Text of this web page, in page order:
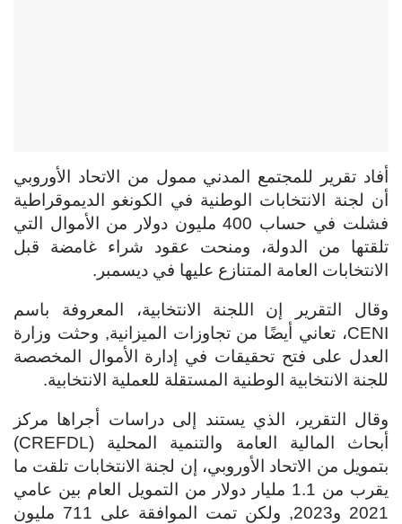
أفاد تقرير للمجتمع المدني ممول من الاتحاد الأوروبي
أن لجنة الانتخابات الوطنية في الكونغو الديموقراطية
فشلت في حساب 400 مليون دولار من الأموال التي
تلقتها من الدولة، ومنحت عقود شراء غامضة قبل
الانتخابات العامة المتنازع عليها في ديسمبر.
وقال التقرير إن اللجنة الانتخابية، المعروفة باسم
CENI، تعاني أيضًا من تجاوزات الميزانية, وحثت وزارة
العدل على فتح تحقيقات في إدارة الأموال المخصصة
للجنة الانتخابية الوطنية المستقلة للعملية الانتخابية.
وقال التقرير، الذي يستند إلى دراسات أجراها مركز
أبحاث المالية العامة والتنمية المحلية (CREFDL)
بتمويل من الاتحاد الأوروبي، إن لجنة الانتخابات تلقت ما
يقرب من 1.1 مليار دولار من التمويل العام بين عامي
2021 و2023, ولكن تمت الموافقة على 711 مليون